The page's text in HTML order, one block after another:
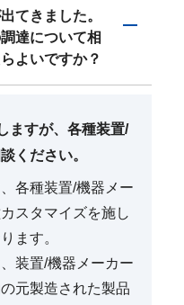
てきました。
達について相
よいですか？
ますが、各種装置/
ください。
各種装置/機器メー
スタマイズを施し
ます。
装置/機器メーカー
元製造された製品